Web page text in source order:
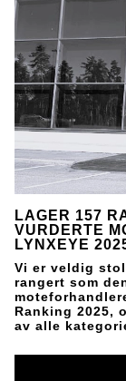
LAGER 157
VURDERTE
LYNXEYE
Vi er veldig
rangert som
Ranking 2025,
av alle